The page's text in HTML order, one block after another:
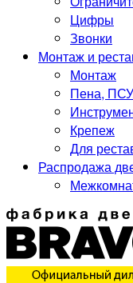
Цифры
Звонки
Монтаж и
Монтаж
Пена,
Крепеж
Для
Распродажа